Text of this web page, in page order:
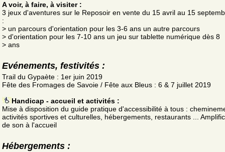
A voir, à faire, à visiter :
3 jeux d'aventures sur le Reposoir en vente du 15 avril au 15
:
> un parcours d'orientation pour les 3-6 ans un autre parcours
> d'orientation pour les 7-10 ans un jeu sur tablette numérique dès 8
> ans
Evénements, festivités :
Trail du Gypaète : 1er juin 2019
Fête des Fromages de Savoie / Fête aux Bleus : 6 & 7 juillet 2019
Handicap - accueil et activités :
Mise à disposition du guide pratique d'accessibilité à tous :
activités sportives et culturelles, hébergements, restaurants ...
de son à l'accueil
Hébergements :